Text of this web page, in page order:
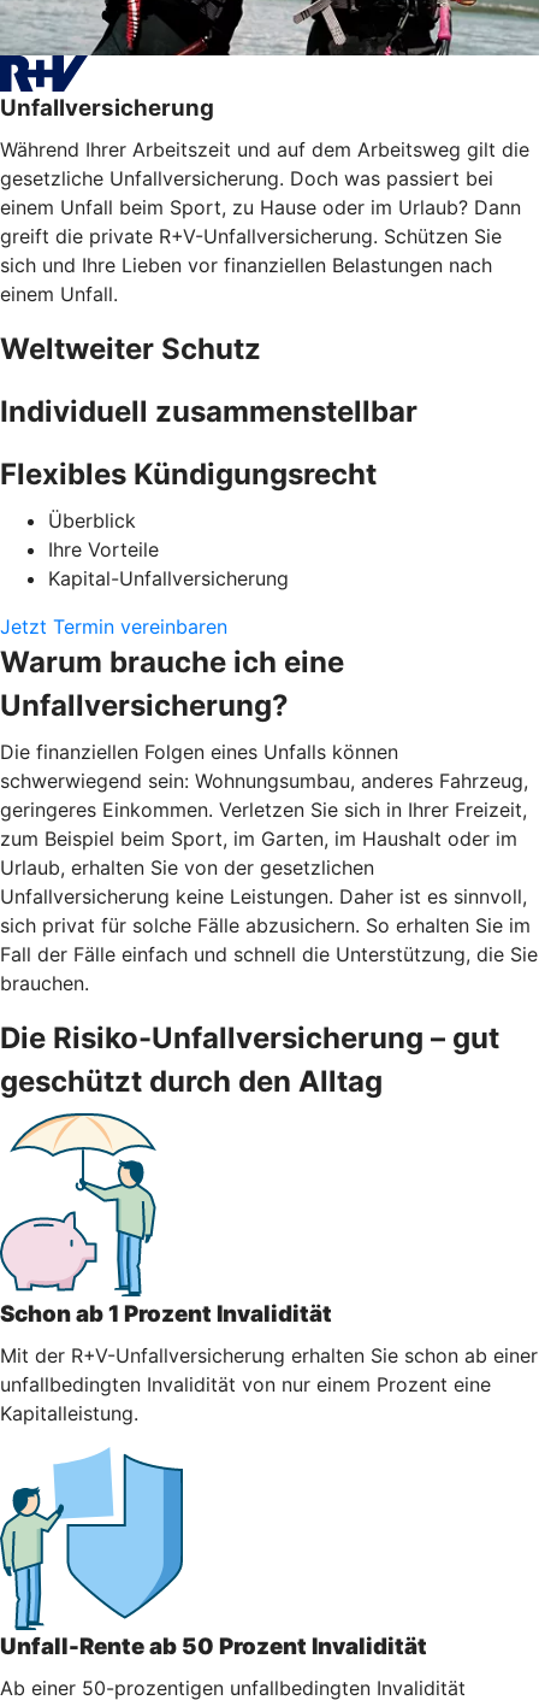
Unfallversicherung
Während Ihrer Arbeitszeit und auf dem Arbeitsweg gilt die
gesetzliche Unfallversicherung. Doch was passiert bei
einem Unfall beim Sport, zu Hause oder im Urlaub? Dann
greift die private R+V-Unfallversicherung. Schützen Sie
sich und Ihre Lieben vor finanziellen Belastungen nach
einem Unfall.
Weltweiter Schutz
Individuell zusammenstellbar
Flexibles Kündigungsrecht
Überblick
Ihre Vorteile
Kapital-Unfallversicherung
Jetzt Termin vereinbaren
Warum brauche ich eine
Unfallversicherung?
Die finanziellen Folgen eines Unfalls können
schwerwiegend sein: Wohnungsumbau, anderes Fahrzeug,
geringeres Einkommen. Verletzen Sie sich in Ihrer Freizeit,
zum Beispiel beim Sport, im Garten, im Haushalt oder im
Urlaub, erhalten Sie von der gesetzlichen
Unfallversicherung keine Leistungen. Daher ist es sinnvoll,
sich privat für solche Fälle abzusichern. So erhalten Sie im
Fall der Fälle einfach und schnell die Unterstützung, die Sie
brauchen.
Die Risiko-Unfallversicherung – gut
geschützt durch den Alltag
Schon ab 1 Prozent Invalidität
Mit der R+V-Unfallversicherung erhalten Sie schon ab einer
unfallbedingten Invalidität von nur einem Prozent eine
Kapitalleistung.
Unfall-Rente ab 50 Prozent Invalidität
Ab einer 50-prozentigen unfallbedingten Invalidität